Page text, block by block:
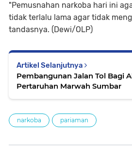
"Pemusnahan narkoba hari ini
tidak terlalu lama agar tidak
tandasnya. (Dewi/OLP)
Artikel Selanjutnya
Pembangunan Jalan Tol Bagi
Pertaruhan Marwah Sumbar
narkoba pariaman